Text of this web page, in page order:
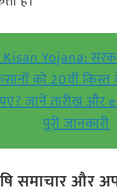
Kisan Yojana:
को 20वीं
जानें तारीख और
पूरी जानकारी
समाचार और